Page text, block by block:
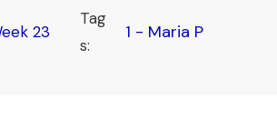
23
Tag
s:
1 - Maria P